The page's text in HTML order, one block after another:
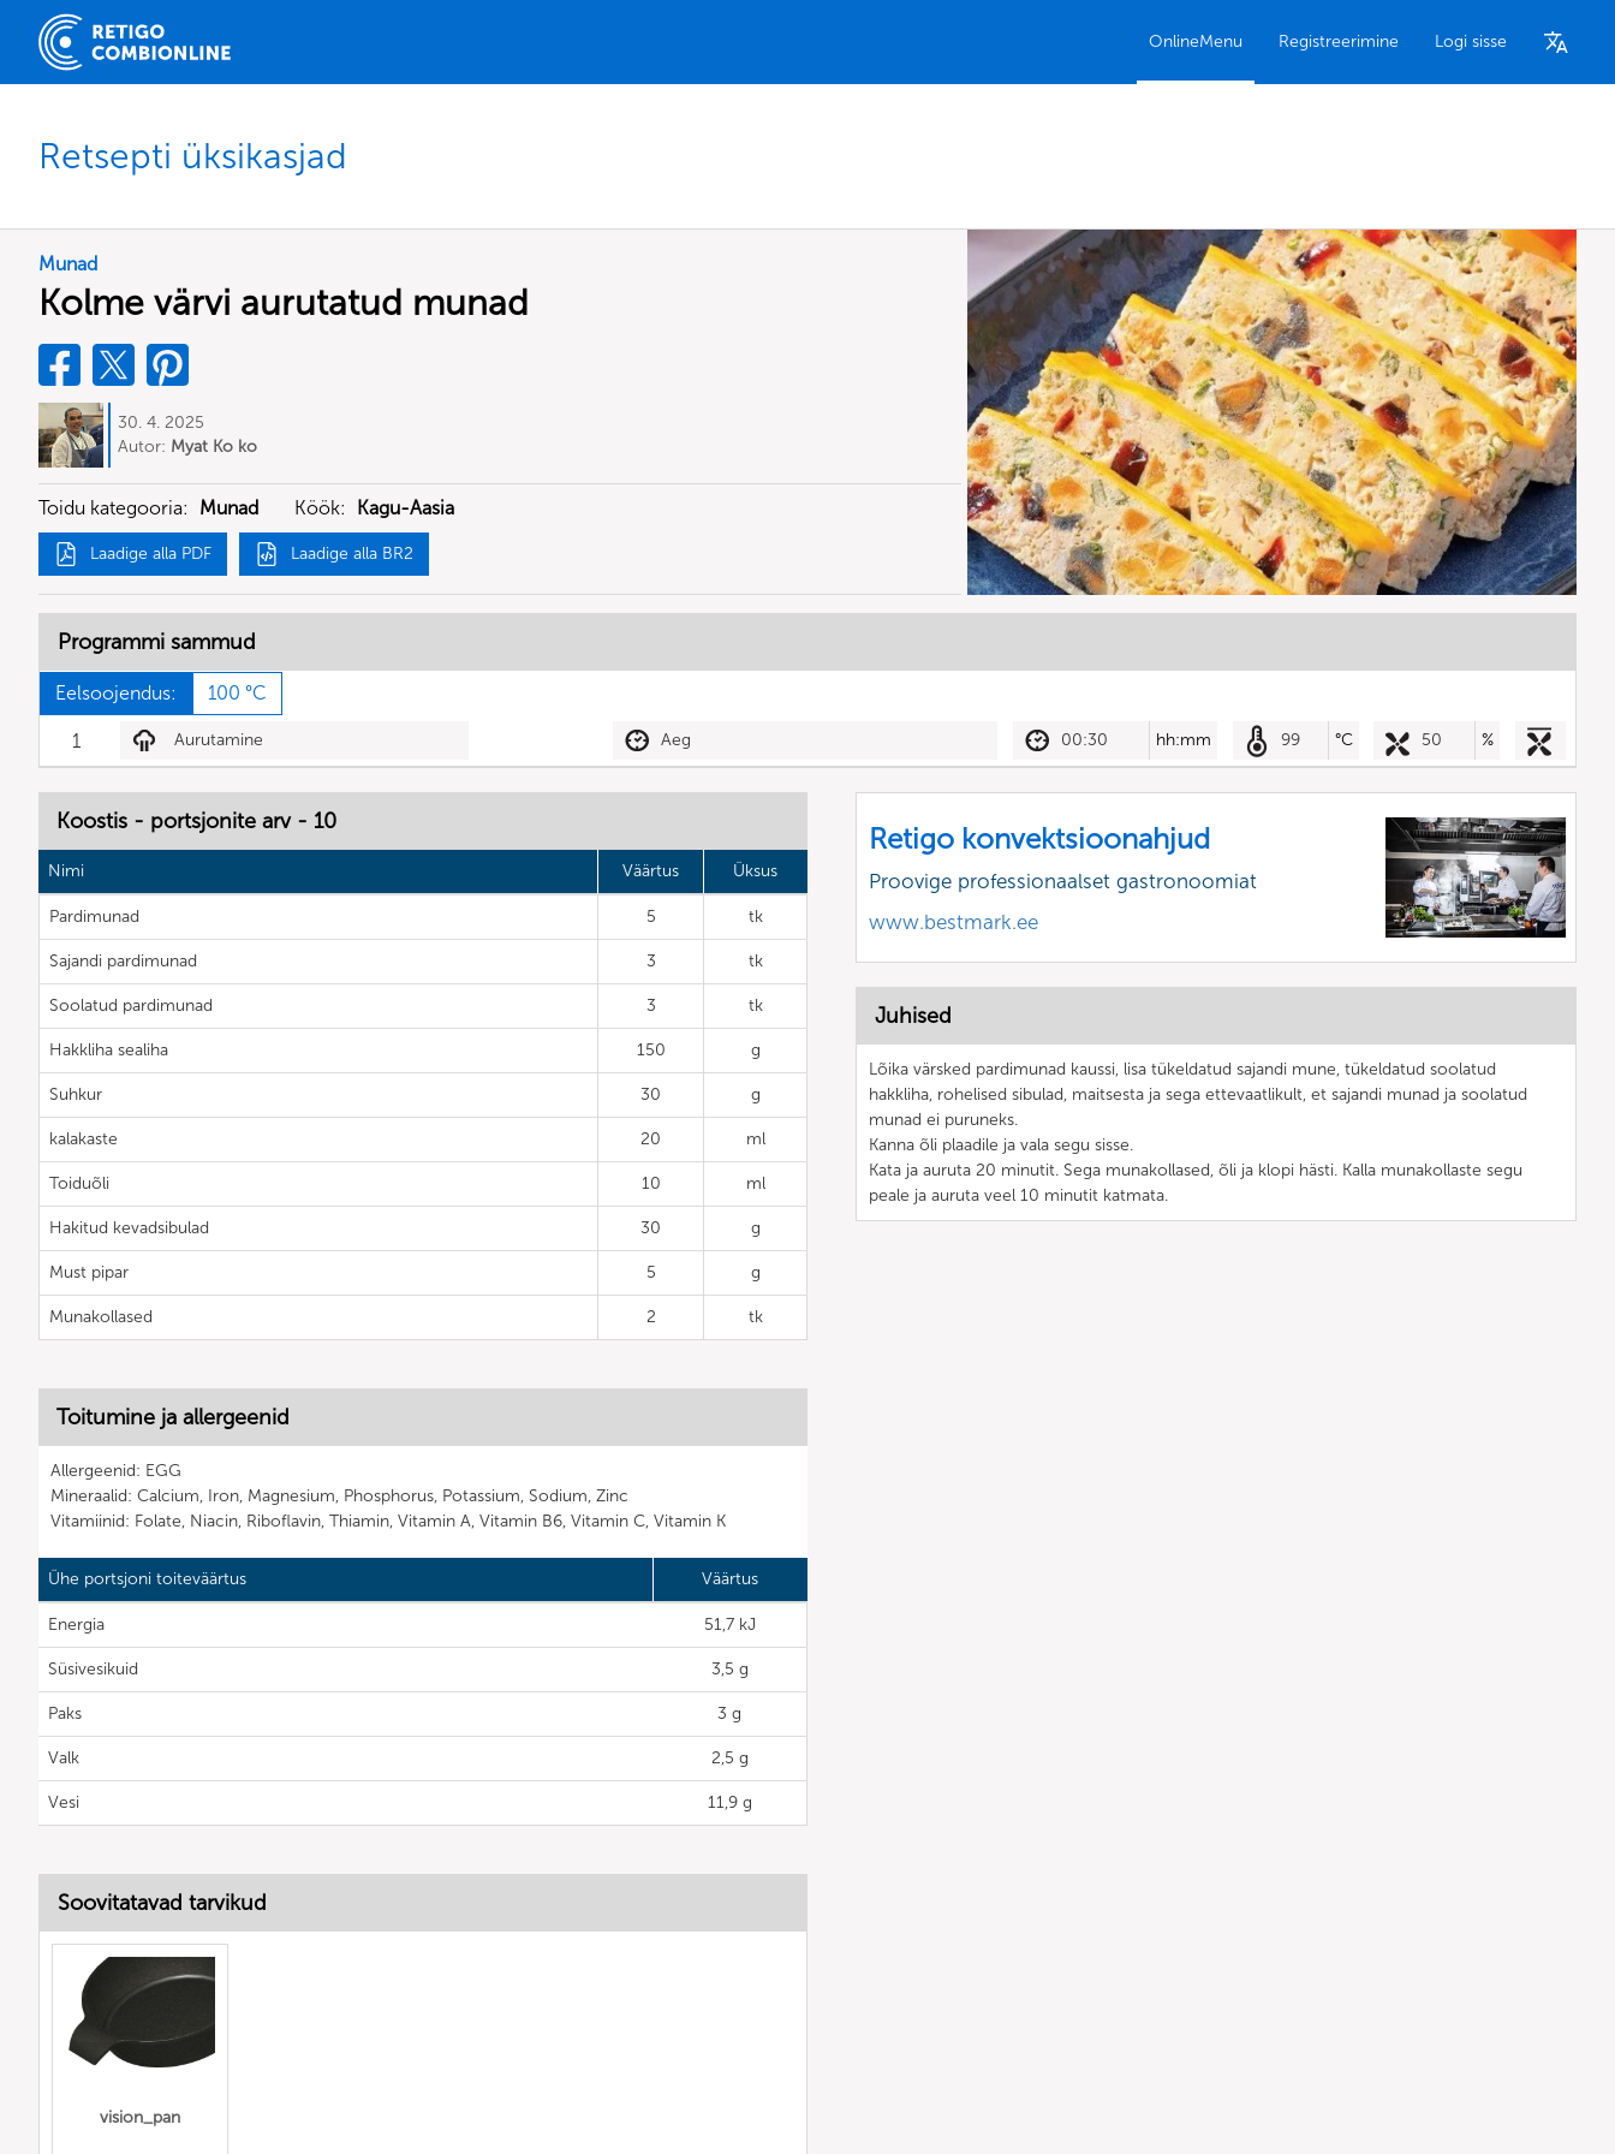
OnlineMenu Registreerimine Logi sisse
Retsepti üksikasjad
Munad
Kolme värvi aurutatud munad
30. 4. 2025
Autor: Myat Ko ko
Toidu kategooria: Munad Köök: Kagu-Aasia
Laadige alla PDF Laadige alla BR2
Programmi sammud
Eelsoojendus: 100 °C
1 Aurutamine Aeg 00:30 hh:mm 99 °C 50 %
Koostis - portsjonite arv - 10
Nimi Väärtus Üksus
Pardimunad 5 tk
Sajandi pardimunad 3 tk
Soolatud pardimunad 3 tk
Hakkliha sealiha 150 g
Suhkur 30 g
kalakaste 20 ml
Toiduõli 10 ml
Hakitud kevadsibulad 30 g
Must pipar 5 g
Munakollased 2 tk
Toitumine ja allergeenid
Allergeenid: EGG
Mineraalid: Calcium, Iron, Magnesium, Phosphorus, Potassium, Sodium, Zinc
Vitamiinid: Folate, Niacin, Riboflavin, Thiamin, Vitamin A, Vitamin B6, Vitamin C, Vitamin K
Ühe portsjoni toiteväärtus Väärtus
Energia 51,7 kJ
Süsivesikuid 3,5 g
Paks 3 g
Valk 2,5 g
Vesi 11,9 g
Retigo konvektsioonahjud
Proovige professionaalset gastronoomiat
www.bestmark.ee
Juhised
Lõika värsked pardimunad kaussi, lisa tükeldatud sajandi mune, tükeldatud soolatud
hakkliha, rohelised sibulad, maitsesta ja sega ettevaatlikult, et sajandi munad ja soolatud
munad ei puruneks.
Kanna õli plaadile ja vala segu sisse.
Kata ja auruta 20 minutit. Sega munakollased, õli ja klopi hästi. Kalla munakollaste segu
peale ja auruta veel 10 minutit katmata.
Soovitatavad tarvikud
vision_pan